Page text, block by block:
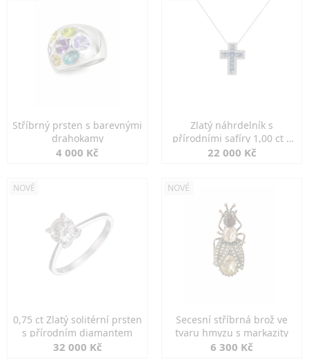
Stříbrný prsten s barevnými
drahokamy
4 000 Kč
Zlatý náhrdelník s
přírodními safíry 1,00 ct a
diamanty
22 000 Kč
NOVÉ
0,75 ct Zlatý solitérní prsten
s přírodním diamantem
32 000 Kč
NOVÉ
Secesní stříbrná brož ve
tvaru hmyzu s markazity
6 300 Kč